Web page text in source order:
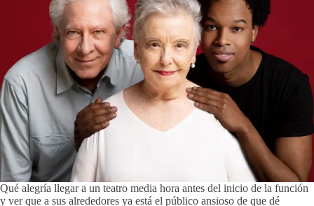
Qué alegría llegar a un teatro media hora antes del inicio de la función
y ver que a sus alrededores ya está el público ansioso de que dé